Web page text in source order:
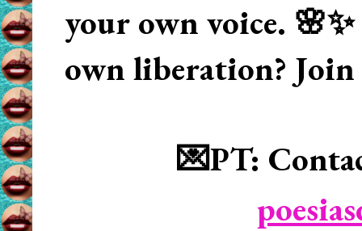
your own voice.
own liberation? Join
💌PT: